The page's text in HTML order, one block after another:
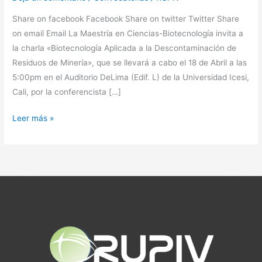
Share on facebook Facebook Share on twitter Twitter Share
on email Email La Maestría en Ciencias-Biotecnología invita a
la charla «Biotecnología Aplicada a la Descontaminación de
Residuos de Minería», que se llevará a cabo el 18 de Abril a las
5:00pm en el Auditorio DeLima (Edif. L) de la Universidad Icesi,
Cali, por la conferencista […]
Leer más »